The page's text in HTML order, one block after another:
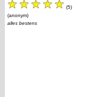
(5)
(anonym)
alles bestens